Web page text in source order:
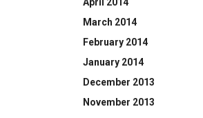
March 2014
February 2014
January 2014
December 2013
November 2013